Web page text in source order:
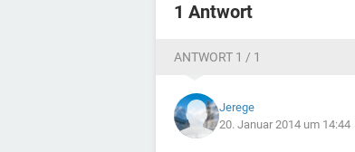
1 Antwort
ANTWORT 1 / 1
Jerege
20. Januar 2014 um 14:44